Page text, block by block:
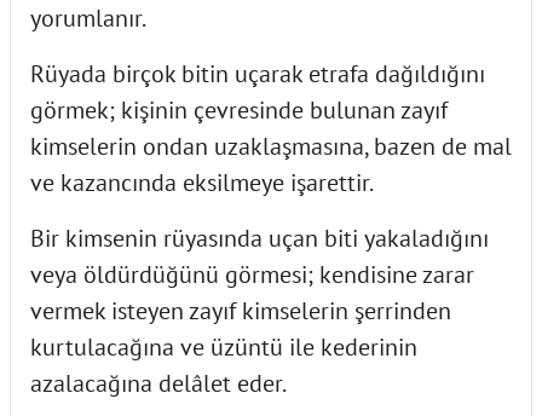
yorumlanır.
Rüyada birçok bitin uçarak etrafa dağıldığını
görmek; kişinin çevresinde bulunan zayıf
kimselerin ondan uzaklaşmasına, bazen de mal
ve kazancında eksilmeye işarettir.
Bir kimsenin rüyasında uçan biti yakaladığını
veya öldürdüğünü görmesi; kendisine zarar
vermek isteyen zayıf kimselerin şerrinden
kurtulacağına ve üzüntü ile kederinin
azalacağına delâlet eder.